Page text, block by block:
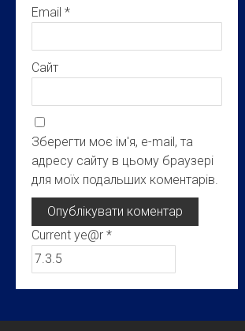
Email *
Сайт
Зберегти моє ім'я, e-mail, та
адресу сайту в цьому браузері
для моїх подальших коментарів.
Current ye@r *